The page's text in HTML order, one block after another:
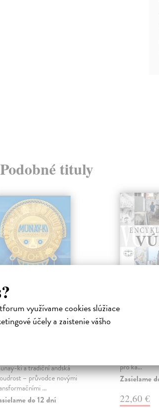
využívame cookies slúžiace
účely a zaistenie vášho
Podobné tituly
ki a
Inků
ki a tradiční andská
– průvodce novými
...
do 12 dní
Více než
stran činí z
pro ka...
Zasielame
22,60 €